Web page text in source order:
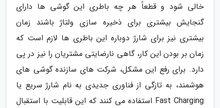
خالی شود و قطعاً هر چه باطری این گوشی ها دارای
گنجایش بیشتری برای ذخیره سازی ولتاژ باشند زمان
بیشتری نیز برای شارژ دوباره این باطری ها لازم است که
زمان بر بودن این کار، گاهی نارضایتی مشتریان را نیز در پی
دارد. برای رفع این مشکل، شرکت های سازنده گوشی های
هوشمند، به تازگی از فناوری جدیدی به نام شارژ سریع یا
Fast Charging استفاده می کنند که این قابلیت با استقبال